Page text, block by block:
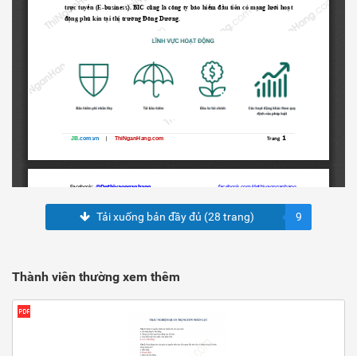
Tải xuống bản đầy đủ (28 trang) 9
Thành viên thường xem thêm